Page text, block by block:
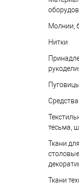
Молнии,
Нитки
тесьма,
Ткани
Ткани